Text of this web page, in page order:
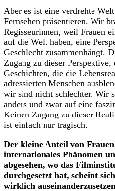
Aber es ist eine verdrehte
Fernsehen präsentieren. Wir
Regisseurinnen, weil Frauen
auf die Welt haben, eine
Geschlecht zusammenhängt.
Zugang zu dieser
Geschichten, die die
adressierten Menschen
wir sind nicht schlechter. Wir
anders und zwar auf eine
Keinen Zugang zu dieser
ist einfach nur tragisch.
Der kleine Anteil von
internationales Phänomen
abgesehen, wo das
durchgesetzt hat, scheint
wirklich